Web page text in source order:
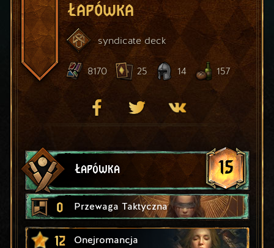
Łapówka
syndicate deck
8170 25 14 157
Łapówka 15
0 Przewaga Taktyczna
12 Onejromancja